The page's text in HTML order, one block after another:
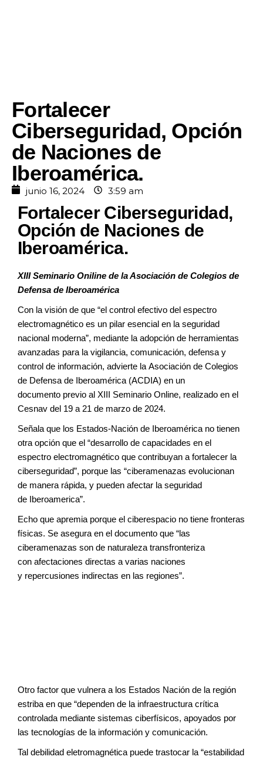
Fortalecer
Ciberseguridad, Opción
de Naciones de
Iberoamérica.
junio 16, 2024 3:59 am
Fortalecer Ciberseguridad,
Opción de Naciones de
Iberoamérica.
XIII Seminario Oniline de la Asociación de Colegios de
Defensa de Iberoamérica
Con la visión de que “el control efectivo del espectro
electromagnético es un pilar esencial en la seguridad
nacional moderna”, mediante la adopción de herramientas
avanzadas para la vigilancia, comunicación, defensa y
control de información, advierte la Asociación de Colegios
de Defensa de Iberoamérica (ACDIA) en un
documento previo al XIII Seminario Online, realizado en el
Cesnav del 19 a 21 de marzo de 2024.
Señala que los Estados-Nación de Iberoamérica no tienen
otra opción que el “desarrollo de capacidades en el
espectro electromagnético que contribuyan a fortalecer la
ciberseguridad”, porque las “ciberamenazas evolucionan
de manera rápida, y pueden afectar la seguridad
de Iberoamerica”.
Echo que apremia porque el ciberespacio no tiene fronteras
físicas. Se asegura en el documento que “las
ciberamenazas son de naturaleza transfronteriza
con afectaciones directas a varias naciones
y repercusiones indirectas en las regiones”.
Otro factor que vulnera a los Estados Nación de la región
estriba en que “dependen de la infraestructura crítica
controlada mediante sistemas ciberfísicos, apoyados por
las tecnologías de la información y comunicación.
Tal debilidad eletromagnética puede trastocar la “estabilidad